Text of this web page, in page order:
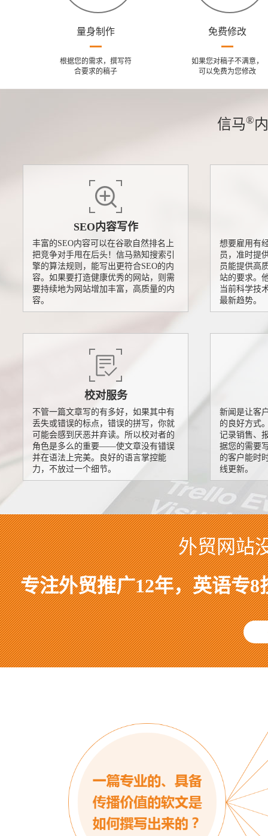
量身制作
根据您的需求，撰写符
合要求的稿子
免费修改
如果您对稿子不满意，
可以免费为您修改
信马®
SEO内容写作
丰富的SEO内容可以在谷歌自然排名上
把竞争对手甩在后头！信马熟知搜索引
擎的算法规则，能写出更符合SEO的内
容。如果要打造健康优秀的网站，则需
要持续地为网站增加丰富，高质量的内
容。
想要雇用有
员，准时提
员能提供高
站的要求。
当前科学技
最新趋势。
校对服务
不管一篇文章写的有多好，如果其中有
丢失或错误的标点，错误的拼写，你就
可能会感到厌恶并弃读。所以校对者的
角色是多么的重要——使文章没有错误
并在语法上完美。良好的语言掌控能
力，不放过一个细节。
新闻是让客
的良好方式
记录销售、
据您的需要
的客户能时
线更新。
外贸网站
专注外贸推广12年，英语专